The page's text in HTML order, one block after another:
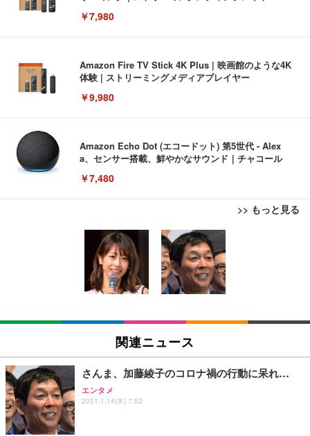
￥7,980
Amazon Fire TV Stick 4K Plus | 映画館のような4K
体験 | ストリーミングメディアプレイヤー
￥9,980
Amazon Echo Dot (エコードット) 第5世代 - Alex
a、センサー搭載、鮮やかなサウンド｜チャコール
￥7,480
>> もっと見る
[EdoErgo] オフィスチェア 椅子 テレワーク 疲れな
い 跳ね上げ式アームレスト コンパクト 約105度ロッ
キング pc 事務椅子 360度回転 座面昇降 強化ナイロ
ン樹脂ベース 通気性メッシュ 在宅ワーク H-WY01
(黒網+黒枠+黒足)
￥5,699
SIHOO B100 オフィスチェア／デスクチェア メッシ
ュチェア 人間工学 疲れない ブラック
￥27,999
Sezlife オフィスチェア デスクチェア 疲れない テレ
EIZO ビジネス向けプレミアムモニター | FlexScan
EV3240X-WT | 31.5型4K UHD・USB Type-C・ホワ
イト
￥105,595
EIZO ビジネス向けプレミアムモニター | FlexScan
￥109,572
【純正品】27"ゲーミングモニター DualSense 充電
Amazonベーシック ペットシーツ 薄型 レギュラー 1
回使い捨て 無香料 ホワイト 300枚
￥3,373
Amazonベーシック ペットシーツ 厚型 ワイド 42枚
x2袋(84枚) ホワイト(吸収面:ライトブルー)
￥3,234
ネオ・ルーライフ ネオ・オムツ L 中型犬用 26枚入
関連ニュース
さんま、加藤綾子のコロナ禍の行動に呆れ…
エンタメ
2021.1.14(木) 7:52